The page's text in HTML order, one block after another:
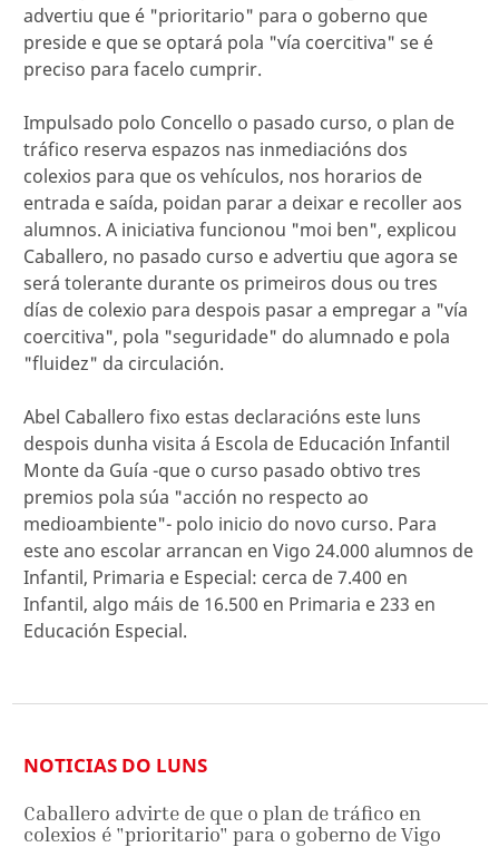
advertiu que é "prioritario" para o goberno que
preside e que se optará pola "vía coercitiva" se é
preciso para facelo cumprir.
Impulsado polo Concello o pasado curso, o plan de
tráfico reserva espazos nas inmediacións dos
colexios para que os vehículos, nos horarios de
entrada e saída, poidan parar a deixar e recoller aos
alumnos. A iniciativa funcionou "moi ben", explicou
Caballero, no pasado curso e advertiu que agora se
será tolerante durante os primeiros dous ou tres
días de colexio para despois pasar a empregar a "vía
coercitiva", pola "seguridade" do alumnado e pola
"fluidez" da circulación.
Abel Caballero fixo estas declaracións este luns
despois dunha visita á Escola de Educación Infantil
Monte da Guía -que o curso pasado obtivo tres
premios pola súa "acción no respecto ao
medioambiente"- polo inicio do novo curso. Para
este ano escolar arrancan en Vigo 24.000 alumnos de
Infantil, Primaria e Especial: cerca de 7.400 en
Infantil, algo máis de 16.500 en Primaria e 233 en
Educación Especial.
NOTICIAS DO LUNS
Caballero advirte de que o plan de tráfico en
colexios é "prioritario" para o goberno de Vigo